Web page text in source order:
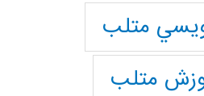
متلب
متلب